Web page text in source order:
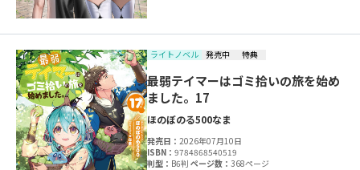
ライトノベル 発売中 特典
最弱テイマーはゴミ拾いの旅を始め
ました。17
ほのぼのる500なま
発売日：2026年07月10日
ISBN：9784868540519
判型： B6判ページ数：368ページ